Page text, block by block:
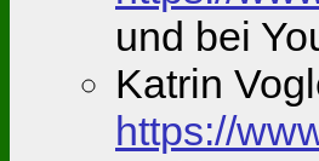
und bei
Katrin
https://